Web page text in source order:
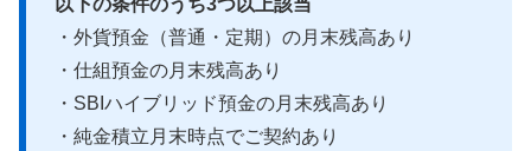
以下の条件のうち3つ以上該当
・外貨預金（普通・定期）の月末残高あり
・仕組預金の月末残高あり
・SBIハイブリッド預金の月末残高あり
・純金積立月末時点でご契約あり